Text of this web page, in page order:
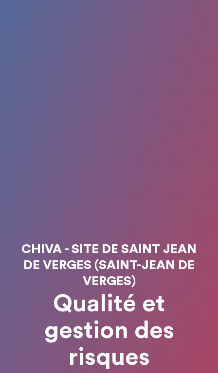
CHIVA - SITE DE SAINT JEAN
DE VERGES (SAINT-JEAN DE
VERGES)
Qualité et
gestion des
risques